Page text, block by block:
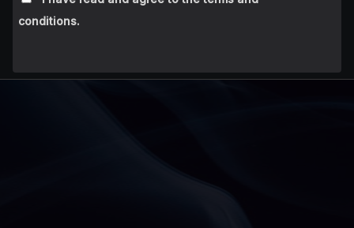
conditions.